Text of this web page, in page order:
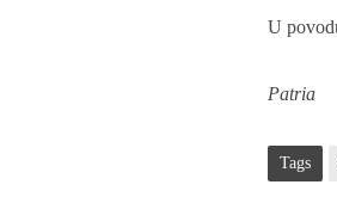
U
Patria
Tags